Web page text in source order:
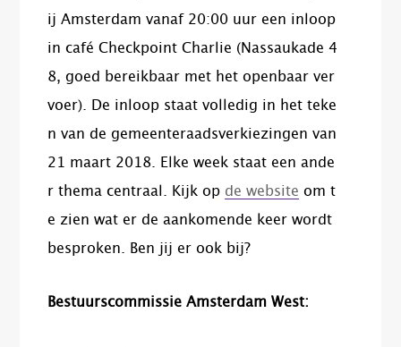
ij Amsterdam vanaf 20:00 uur een inloop
in café Checkpoint Charlie (Nassaukade 4
8, goed bereikbaar met het openbaar ver
voer). De inloop staat volledig in het teke
n van de gemeenteraadsverkiezingen van
21 maart 2018. Elke week staat een ande
r thema centraal. Kijk op de website om t
e zien wat er de aankomende keer wordt
besproken. Ben jij er ook bij?
Bestuurscommissie Amsterdam West: